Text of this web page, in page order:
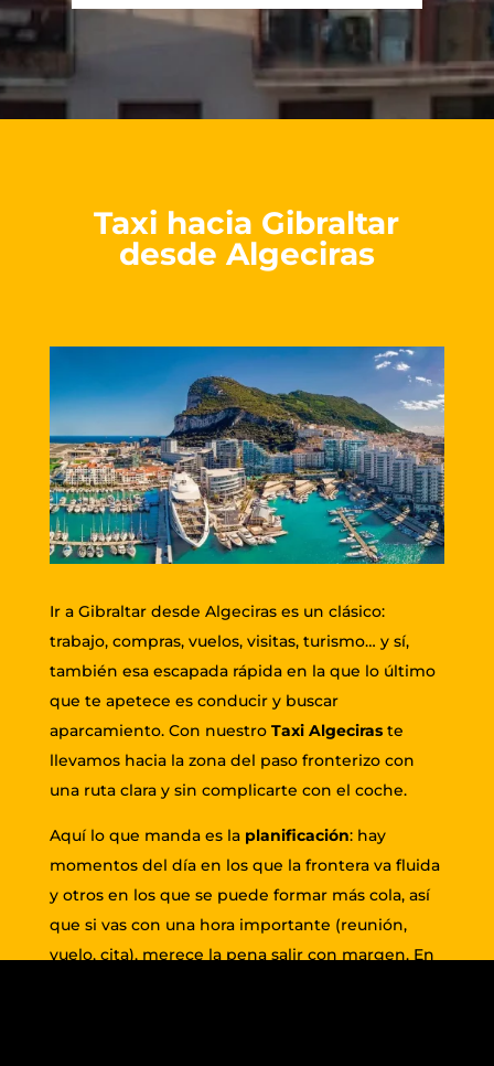
Taxi hacia Gibraltar
desde Algeciras
Ir a Gibraltar desde Algeciras es un clásico:
trabajo, compras, vuelos, visitas, turismo… y sí,
también esa escapada rápida en la que lo último
que te apetece es conducir y buscar
aparcamiento. Con nuestro Taxi Algeciraste
llevamos hacia la zona del paso fronterizo con
una ruta clara y sin complicarte con el coche.
Aquí lo que manda es la planificación: hay
momentos del día en los que la frontera va fluida
y otros en los que se puede formar más cola, así
que si vas con una hora importante (reunión,
vuelo, cita), merece la pena salir con margen. En